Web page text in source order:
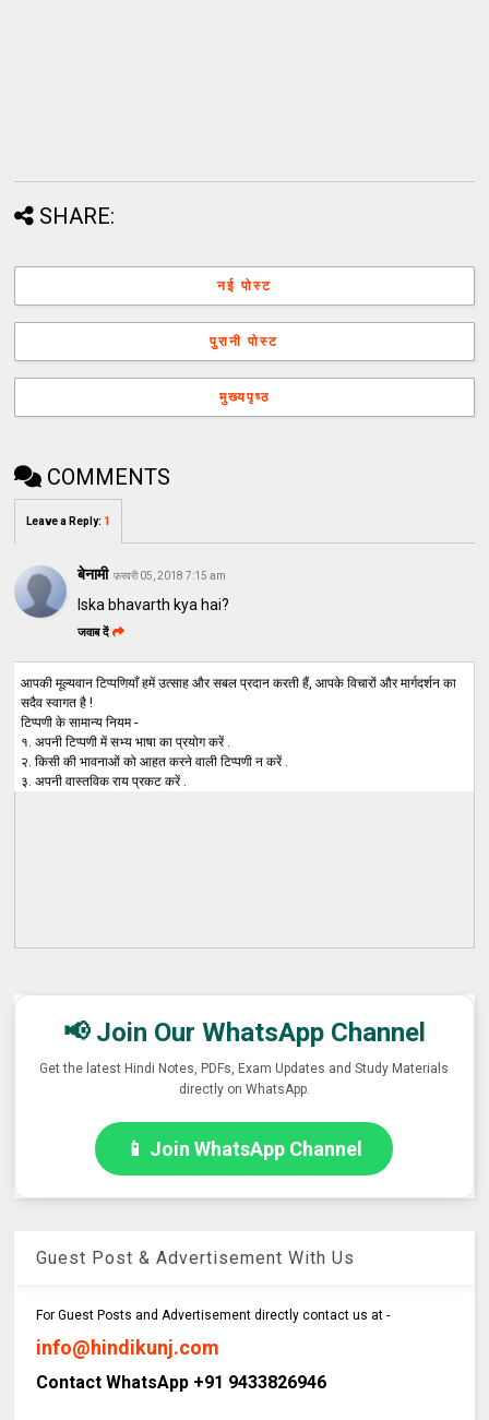
SHARE:
नई पोस्ट
पुरानी पोस्ट
मुख्यपृष्ठ
COMMENTS
Leave a Reply: 1
बेनामी फ़रवरी 05, 2018 7:15 am
Iska bhavarth kya hai?
जवाब दें
आपकी मूल्यवान टिप्पणियाँ हमें उत्साह और सबल प्रदान करती हैं, आपके विचारों और मार्गदर्शन का
सदैव स्वागत है !
टिप्पणी के सामान्य नियम -
१. अपनी टिप्पणी में सभ्य भाषा का प्रयोग करें .
२. किसी की भावनाओं को आहत करने वाली टिप्पणी न करें .
३. अपनी वास्तविक राय प्रकट करें .
📢 Join Our WhatsApp Channel
Get the latest Hindi Notes, PDFs, Exam Updates and Study Materials
directly on WhatsApp.
📱 Join WhatsApp Channel
Guest Post & Advertisement With Us
For Guest Posts and Advertisement directly contact us at -
info@hindikunj.com
Contact WhatsApp +91 9433826946